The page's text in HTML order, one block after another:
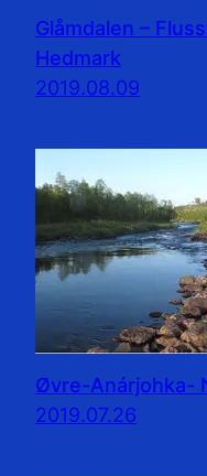
Glåmdalen –
Hedmark
2019.08.09
Øvre-Anárjohka-
2019.07.26